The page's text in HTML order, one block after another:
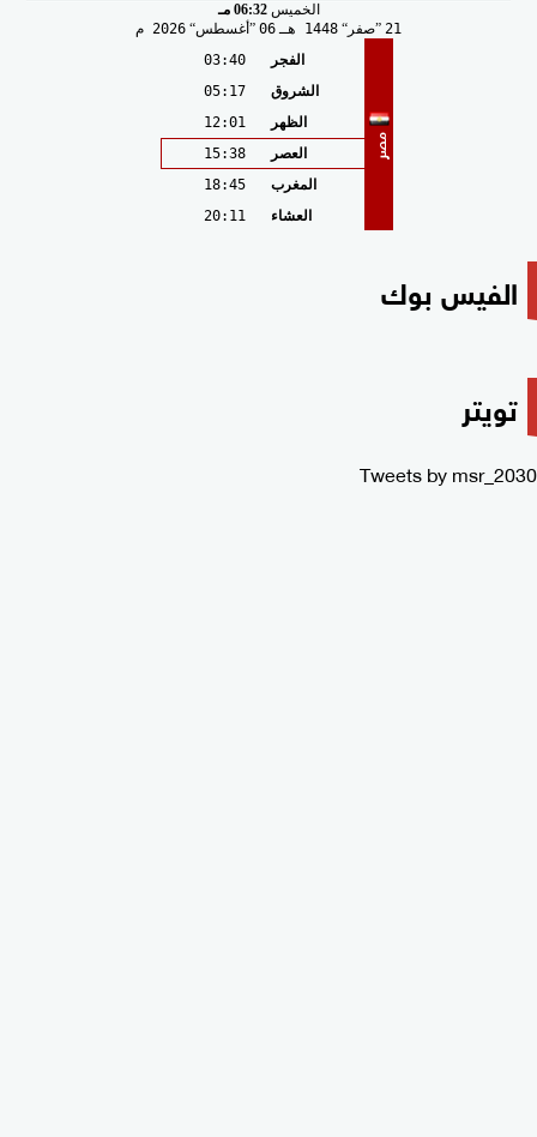
الخميس06:32 مـ
21 صفر 1448 هـ 06 أغسطس 2026 م
مصر
الفجر
03:40
الشروق
05:17
الظهر
12:01
العصر
15:38
المغرب
18:45
العشاء
20:11
الفيس بوك
تويتر
Tweets by msr_2030